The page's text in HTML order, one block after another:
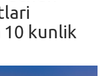
kunlik